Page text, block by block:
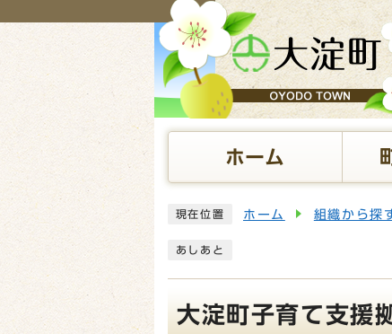
ホーム
ここから本文です 現在位置 ホーム 組織から探
あしあと
大淀町子育て支援